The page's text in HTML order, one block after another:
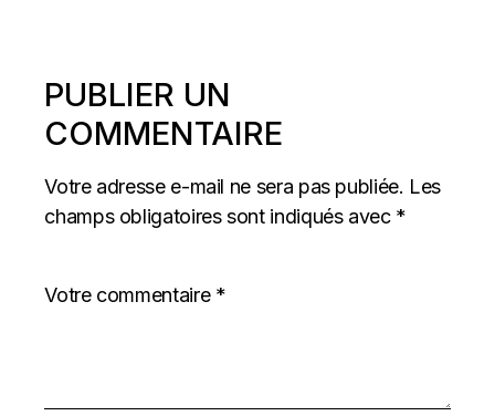
PUBLIER UN
COMMENTAIRE
Votre adresse e-mail ne sera pas publiée. Les
champs obligatoires sont indiqués avec *